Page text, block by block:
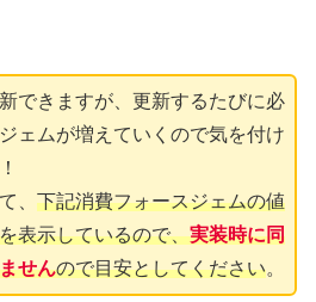
できますが、更新するたびに必
ェムが増えていくので気を付け
、 下記消費フォースジェムの値
表示しているので、実装時に同
せんので目安としてください。